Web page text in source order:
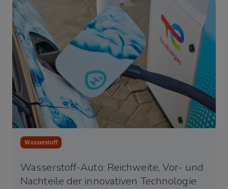
Wasserstoff
Wasserstoff-Auto: Reichweite, Vor- und
Nachteile der innovativen Technologie